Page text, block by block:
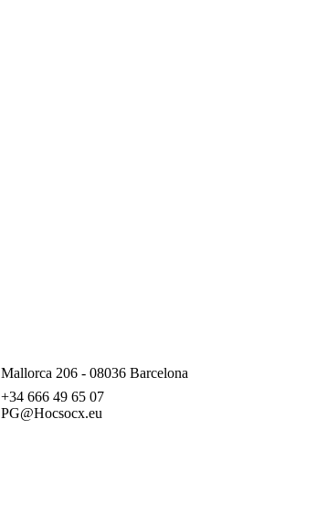
Mallorca 206 - 08036 Barcelona
+34 666 49 65 07
PG@Hocsocx.eu